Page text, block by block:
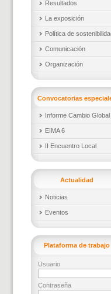
Resultados
La exposición
Política de
Comunicación
Organización
Convocatorias
Informe Cambio Global
EIMA 6
II Encuentro Local
Actualidad
Noticias
Eventos
Plataforma de trabajo
Usuario
Contraseña